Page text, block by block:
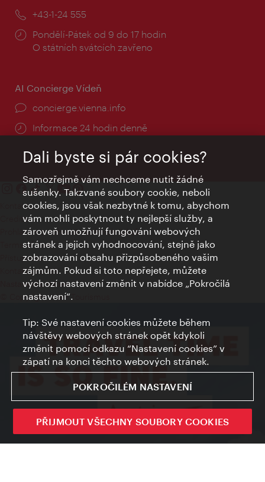
Telefon:
+43-1-24 555
Provozní
doba:
Pondělí-Pátek od 9 do 17 hodin
O státních svátcích zavřeno
AI Concierge Vídeň
concierge.vienna.info
Informace 24 hodin denně
Kontakty
Credits
Prohlášení o ochraně osobních údajů
Terms of Use
Přístupnost
Kontakt pro tisk
Nastavení cookies
© Copyright Wien Tourismus
Dali byste si pár cookies?
Samozřejmě vám nechceme nutit žádné
sušenky. Takzvané soubory cookie, neboli
cookies, jsou však nezbytné k tomu, abychom
vám mohli poskytnout ty nejlepší služby, a
zároveň umožňují fungování webových
stránek a jejich vyhodnocování, stejně jako
zobrazování obsahu přizpůsobeného vašim
zájmům. Pokud si toto nepřejete, můžete
výchozí nastavení změnit v nabídce „Pokročilá
nastavení“.
Tip: Své nastavení cookies můžete během
návštěvy webových stránek opět kdykoli
změnit pomocí odkazu “Nastavení cookies” v
zápatí na konci těchto webových stránek.
POKROČILÉM NASTAVENÍ
PŘIJMOUT VŠECHNY SOUBORY COOKIES